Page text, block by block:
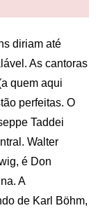
diriam até
As cantoras
quem aqui
perfeitas. O
Taddei
Walter
é Don
A
de Karl Böhm,